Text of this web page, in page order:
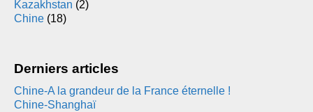
Kazakhstan (2)
Chine (18)
Derniers articles
Chine-A la grandeur de la France éternelle !
Chine-Shanghaï